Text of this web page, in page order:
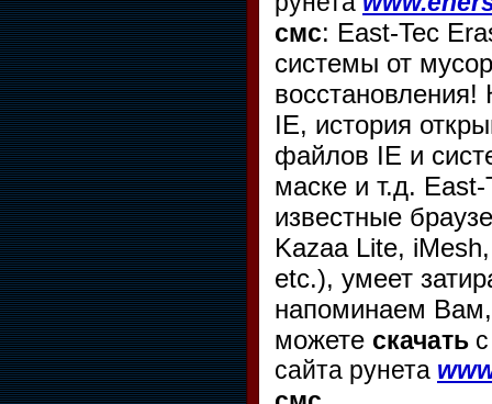
смс: East-Tec
системы от
восстановления!
IE, история
файлов IE и
маске и т.д.
известные
Kazaa Lite,
etc.), умеет
напоминаем
можете скачать
сайта рунета